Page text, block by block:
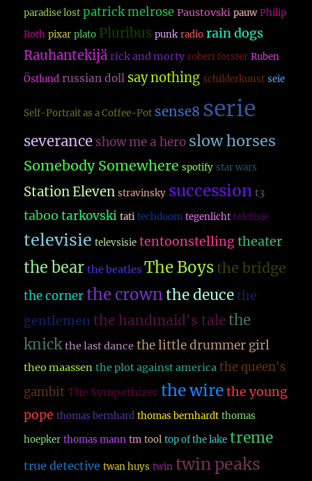
paradise lost patrick melrose Paustovski pauw Philip
Roth pixar plato Pluribus punk radio rain dogs
Rauhantekijä rick and morty robert forster Ruben
Östlund russian doll say nothing schilderkunst seie
Self-Portrait as a Coffee-Pot sense8 serie
severance show me a hero slow horses
Somebody Somewhere spotify star wars
Station Eleven stravinsky succession t3
taboo tarkovski tati techdoom tegenlicht telefisie
televisie televsisie tentoonstelling theater
the bear the beatles The Boys the bridge
the corner the crownthe deuce the
gentlemen the handmaid's talethe
knick the last dance the little drummer girl
theo maassen the plot against america the queen's
gambit The Sympathizer the wire the young
pope thomas bernhard thomas bernhardt thomas
hoepker thomas mann tm tool top of the lake treme
true detective twan huys twin twin peaks